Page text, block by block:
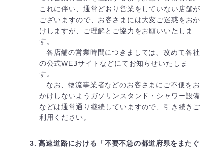
これに伴い、通常どおり営業をしていない店舗が
ございますので、お客さまには大変ご迷惑をおか
けしますが、ご理解とご協力をお願いいたしま
す。
各店舗の営業時間につきましては、改めて各社
の公式WEBサイトなどにてお知らせいたしま
す。
なお、物流事業者などのお客さまにご不便をお
かけしないようガソリンスタンド・シャワー設備
などは通常通り継続していますので、引き続きご
利用ください。
3. 高速道路における「不要不急の都道府県をまたぐ